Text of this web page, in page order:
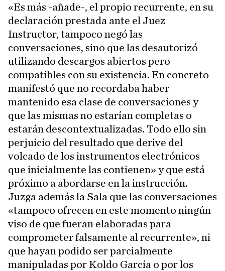
«Es más -añade-, el propio recurrente, en su
declaración prestada ante el Juez
Instructor, tampoco negó las
conversaciones, sino que las desautorizó
utilizando descargos abiertos pero
compatibles con su existencia. En concreto
manifestó que no recordaba haber
mantenido esa clase de conversaciones y
que las mismas no estarían completas o
estarán descontextualizadas. Todo ello sin
perjuicio del resultado que derive del
volcado de los instrumentos electrónicos
que inicialmente las contienen» y que está
próximo a abordarse en la instrucción.
Juzga además la Sala que las conversaciones
«tampoco ofrecen en este momento ningún
viso de que fueran elaboradas para
comprometer falsamente al recurrente», ni
que hayan podido ser parcialmente
manipuladas por Koldo García o por los